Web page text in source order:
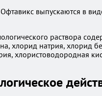
выпускаются в
раствора
хлорид натрия, хлорид
хлористоводородная